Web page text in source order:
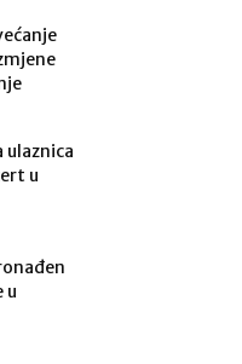
ulaznica
u
u